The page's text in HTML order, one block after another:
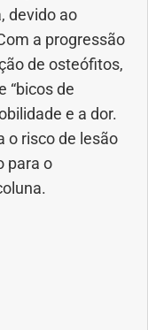
devido ao
a progressão
de osteófitos,
“bicos de
e a dor.
o risco de lesão
para o